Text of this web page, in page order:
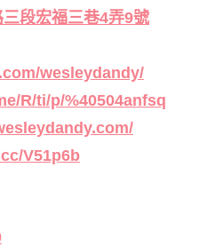
段宏福三巷4弄9號
wesleydandy/
R/ti/p/%40504anfsq
V51p6b